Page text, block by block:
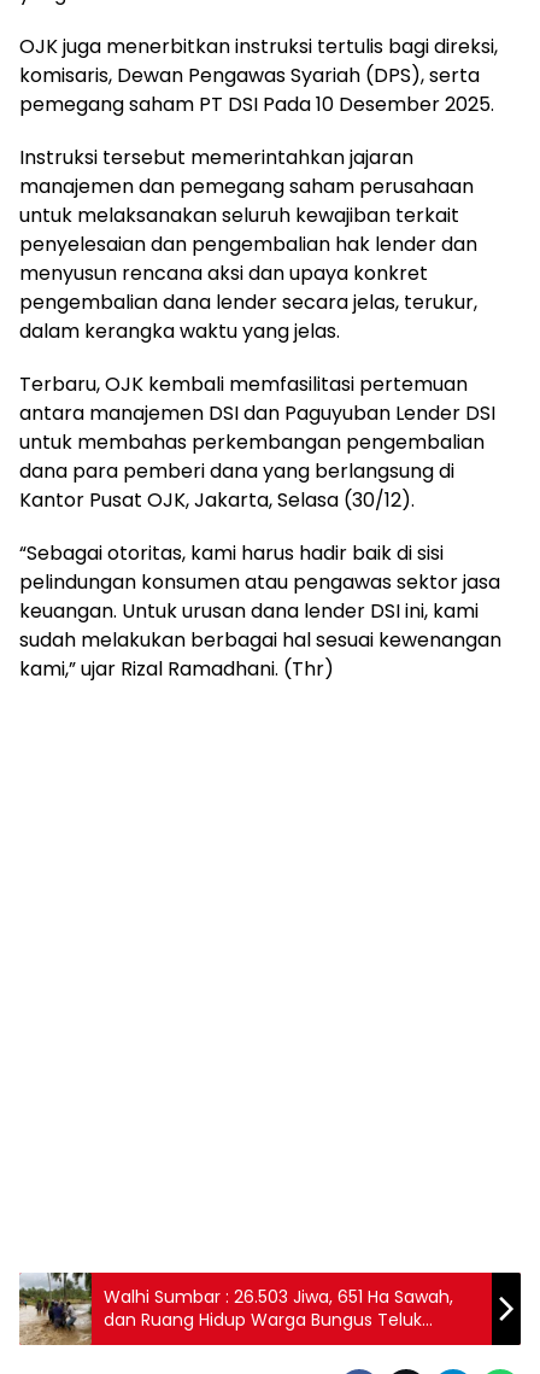
OJK juga menerbitkan instruksi tertulis bagi direksi,
komisaris, Dewan Pengawas Syariah (DPS), serta
pemegang saham PT DSI Pada 10 Desember 2025.
Instruksi tersebut memerintahkan jajaran
manajemen dan pemegang saham perusahaan
untuk melaksanakan seluruh kewajiban terkait
penyelesaian dan pengembalian hak lender dan
menyusun rencana aksi dan upaya konkret
pengembalian dana lender secara jelas, terukur,
dalam kerangka waktu yang jelas.
Terbaru, OJK kembali memfasilitasi pertemuan
antara manajemen DSI dan Paguyuban Lender DSI
untuk membahas perkembangan pengembalian
dana para pemberi dana yang berlangsung di
Kantor Pusat OJK, Jakarta, Selasa (30/12).
“Sebagai otoritas, kami harus hadir baik di sisi
pelindungan konsumen atau pengawas sektor jasa
keuangan. Untuk urusan dana lender DSI ini, kami
sudah melakukan berbagai hal sesuai kewenangan
kami,” ujar Rizal Ramadhani. (Thr)
Walhi Sumbar : 26.503 Jiwa, 651 Ha Sawah,
dan Ruang Hidup Warga Bungus Teluk
Kabung dalam Ancaman